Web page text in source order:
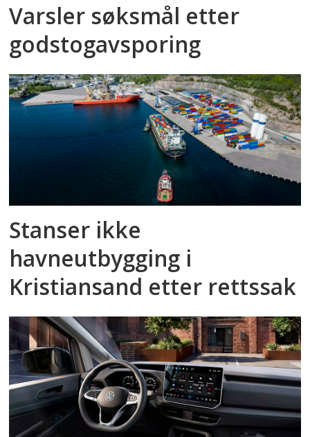
Varsler søksmål etter
godstog­avsporing
Stanser ikke
havneutbygging i
Kristiansand etter rettssak